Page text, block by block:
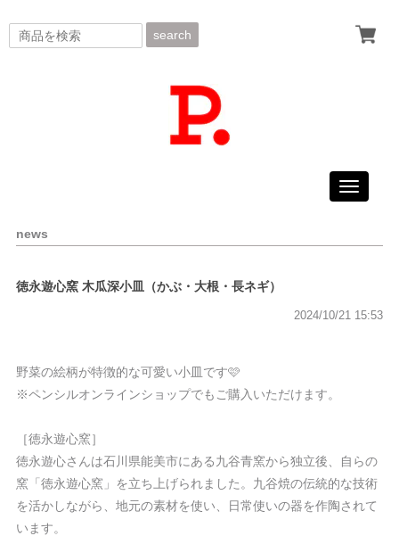
search
Toggle
news
徳永遊心窯 木瓜深小皿（かぶ・大根・長ネギ）
2024/10/21 15:53
野菜の絵柄が特徴的な可愛い小皿です🩷
※ペンシルオンラインショップでもご購入いただけます。
［徳永遊心窯］
徳永遊心さんは石川県能美市にある九谷青窯から独立後、自らの
窯「徳永遊心窯」を立ち上げられました。九谷焼の伝統的な技術
を活かしながら、地元の素材を使い、日常使いの器を作陶されて
います。